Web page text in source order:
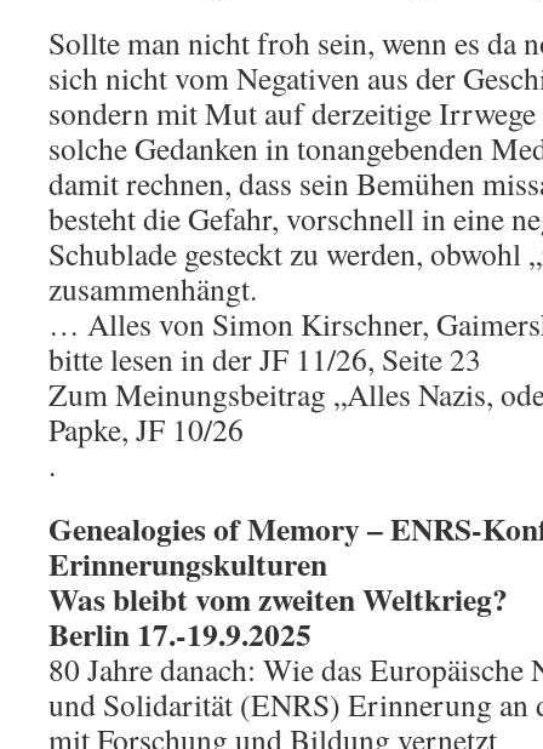
Sollte man nicht froh sein, wenn es da
sich nicht vom Negativen aus der
sondern mit Mut auf derzeitige Irrwege
solche Gedanken in tonangebenden
damit rechnen, dass sein Bemühen
besteht die Gefahr, vorschnell in eine
Schublade gesteckt zu werden, obwohl
zusammenhängt.
… Alles von Simon Kirschner,
bitte lesen in der JF 11/26, Seite 23
Zum Meinungsbeitrag „Alles Nazis,
Papke, JF 10/26
.
Genealogies of Memory – ENRS-
Erinnerungskulturen
Was bleibt vom zweiten Weltkrieg?
Berlin 17.-19.9.2025
80 Jahre danach: Wie das
und Solidarität (ENRS) Erinnerung an
mit Forschung und Bildung vernetzt